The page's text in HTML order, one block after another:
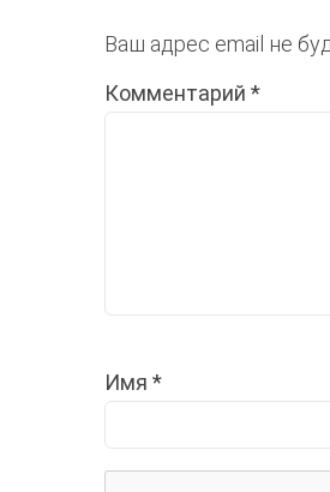
Ваш адрес email не
Комментарий*
Имя*